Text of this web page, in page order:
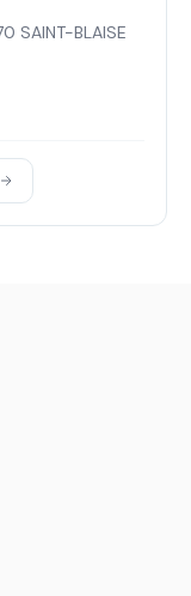
SAINT-BLAISE